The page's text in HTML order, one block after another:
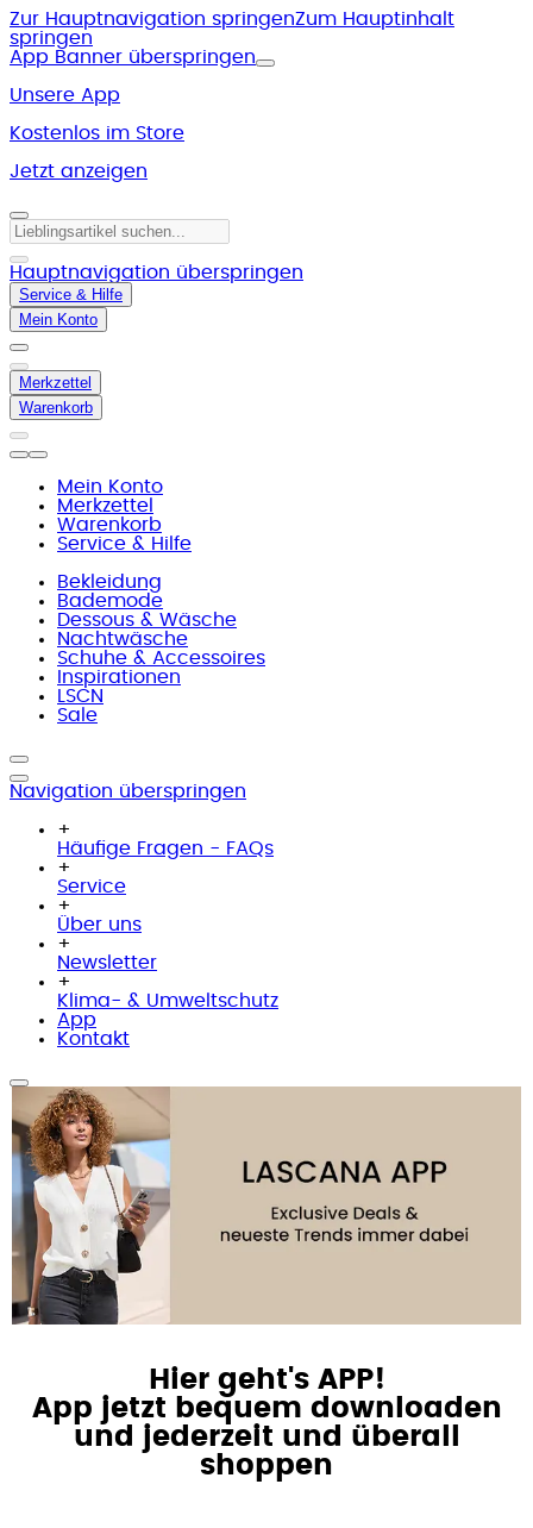
Zur Hauptnavigation springenZum Hauptinhalt
springen
App Banner überspringen
Unsere App
Kostenlos im Store
Jetzt anzeigen
Hauptnavigation überspringen
Service & Hilfe
Mein Konto
Merkzettel
Warenkorb
Mein Konto
Merkzettel
Warenkorb
Service & Hilfe
Bekleidung
Bademode
Dessous & Wäsche
Nachtwäsche
Schuhe & Accessoires
Inspirationen
LSCN
Sale
Navigation überspringen
+
Häufige Fragen - FAQs
+
Service
+
Über uns
+
Newsletter
+
Klima- & Umweltschutz
App
Kontakt
Hier geht's APP!
App jetzt bequem downloaden
und jederzeit und überall
shoppen